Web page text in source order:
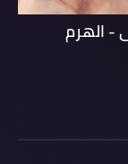
- الهرم